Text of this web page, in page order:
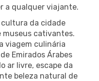
a qualquer viajante.
da cidade
museus cativantes.
viagem culinária
Emirados Árabes
ar livre, escape da
beleza natural de